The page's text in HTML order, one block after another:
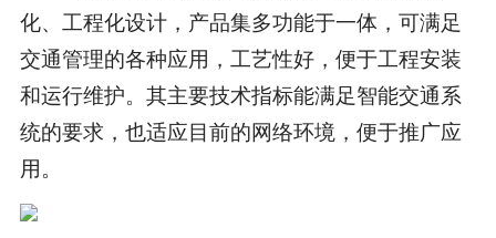
化、工程化设计，产品集多功能于一体，可满足
交通管理的各种应用，工艺性好，便于工程安装
和运行维护。其主要技术指标能满足智能交通系
统的要求，也适应目前的网络环境，便于推广应
用。